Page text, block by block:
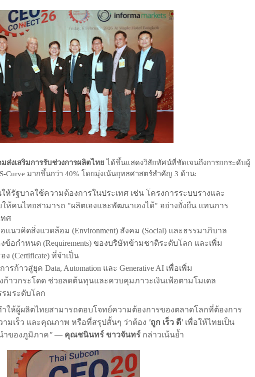
ส่งเสริมการรับช่วงการผลิตไทย ได้ขึ้นแสดงวิสัยทัศน์ที่ชัดเจนถึงการยกระดับผู้
S-Curve มากขึ้นกว่า 40% โดยมุ่งเน้นยุทธศาสตร์สำคัญ 3 ด้าน:
ห้รัฐบาลใช้ความต้องการในประเทศ เช่น โครงการระบบรางและ
ห้คนไทยสามารถ "ผลิตเองและพัฒนาเองได้" อย่างยั่งยืน แทนการ
ทศ
แนวคิดสิ่งแวดล้อม (Environment) สังคม (Social) และธรรมาภิบาล
ข้อกำหนด (Requirements) ของบริษัทข้ามชาติระดับโลก และเพิ่ม
ง (Certificate) ที่จำเป็น
การก้าวสู่ยุค Data, Automation และ Generative AI เพื่อเพิ่ม
ก้าวกระโดด ช่วยลดต้นทุนและควบคุมภาวะเงินเฟ้อตามโมเดล
รมระดับโลก
ำให้ผู้ผลิตไทยสามารถตอบโจทย์ความต้องการของตลาดโลกที่ต้องการ
ามเร็ว และคุณภาพ หรือที่สรุปสั้นๆ ว่าต้อง 'ถูก เร็ว ดี' เพื่อให้ไทยเป็น
ำของภูมิภาค"— คุณชนินทร์ ขาวจันทร์ กล่าวเน้นย้ำ